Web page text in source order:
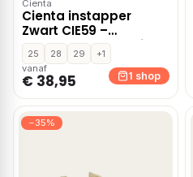
Cienta
Cienta instapper
Zwart CIE59 –
Blauw,Zwart,Fuchsia
25 28 29
+1
vanaf
€ 38,95 1 shop
−35%